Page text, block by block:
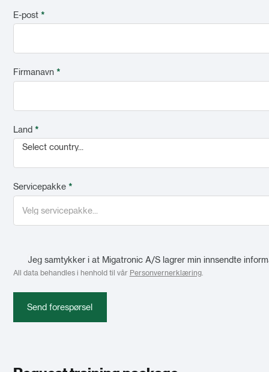
E-post *
Firmanavn *
Land *
Select country...
Servicepakke *
Jeg samtykker i at Migatronic A/S lagrer min innsendte
All data behandles i henhold til vår Personvernerklæring.
Send forespørsel